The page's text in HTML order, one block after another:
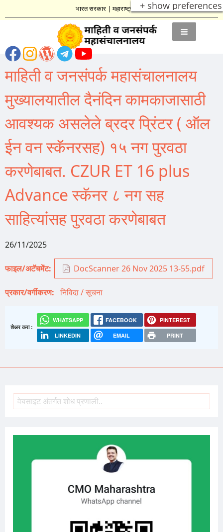
+ show preferences
भारत सरकार|महाराष्ट्र शासन
माहिती व जनसंपर्क महासंचालनालय
मुख्यालयातील दैनंदिन कामकाजासाठी
आवश्यक असलेले ब्रदर प्रिंटर ( ऑल
ईन वन स्कॅनरसह) १५ नग पुरवठा
करणेबाबत. CZUR ET 16 plus
Advance स्कॅनर ८ नग सह
साहित्यांसह पुरवठा करणेबाबत
26/11/2025
फाइल/अटॅचमेंट DocScanner 26 Nov 2025 13-55.pdf
प्रकार/वर्गीकरण निविदा / सूचना
शेअर करा :
WHATSAPP FACEBOOK PINTEREST
LINKEDIN EMAIL PRINT
शोध
Search